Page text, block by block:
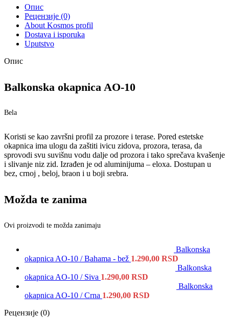
Опис
Рецензије (0)
About Kosmos profil
Dostava i isporuka
Uputstvo
Опис
Balkonska okapnica AO-10
Bela
Koristi se kao završni profil za prozore i terase. Pored estetske
okapnica ima ulogu da zaštiti ivicu zidova, prozora, terasa, da
sprovodi svu suvišnu vodu dalje od prozora i tako sprečava kvašenje
i slivanje niz zid. Izrađen je od aluminijuma – eloxa. Dostupan u
bez, crnoj , beloj, braon i u boji srebra.
Možda te zanima
Ovi proizvodi te možda zanimaju
Balkonska
okapnica AO-10 / Bahama - bež 1.290,00 RSD
Balkonska
okapnica AO-10 / Siva 1.290,00 RSD
Balkonska
okapnica AO-10 / Crna 1.290,00 RSD
Рецензије (0)